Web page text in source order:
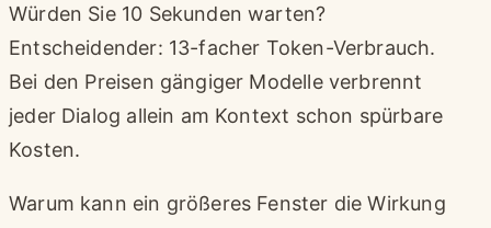
Würden Sie 10 Sekunden warten?
Entscheidender: 13-facher Token-Verbrauch.
Bei den Preisen gängiger Modelle verbrennt
jeder Dialog allein am Kontext schon spürbare
Kosten.
Warum kann ein größeres Fenster die Wirkung